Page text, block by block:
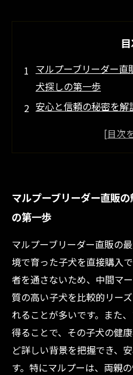
マルプーブリーダー
犬探しの第一歩
安心と信頼の秘密を
価格の仕組みと激安
らではのこだわり紹介
マルプーとの新生活ス
の秘訣を伝授
激安販売って本当？マ
驚きの価格事情
はじめてのマルプー
販で失敗しないために
マルプーブリーダー直販
の第一歩
マルプーブリーダー直販の
境で育った子犬を直接購入
者を通さないため、中間マ
質の高い子犬を比較的リー
れることが多いです。また
得ることで、その子犬の健
ど詳しい背景を把握でき、
す。特にマルプーは、両親